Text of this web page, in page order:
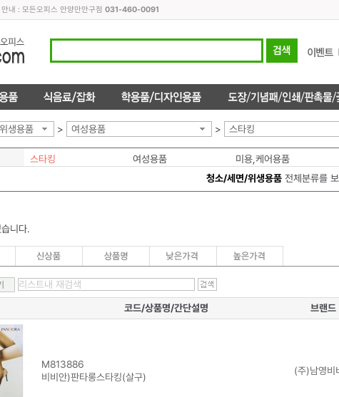
내 : 모든오피스 안양만안구점 031-460-0091
생용품 > 여성용품 > 스타킹
스타킹 여성용품
미용,케어용품
청소/세면/위생용품전체분류를
니다.
코드/상품명/간단설명 브랜드
M813886
비비안)판타롱스타킹(살구)
(주)남영비